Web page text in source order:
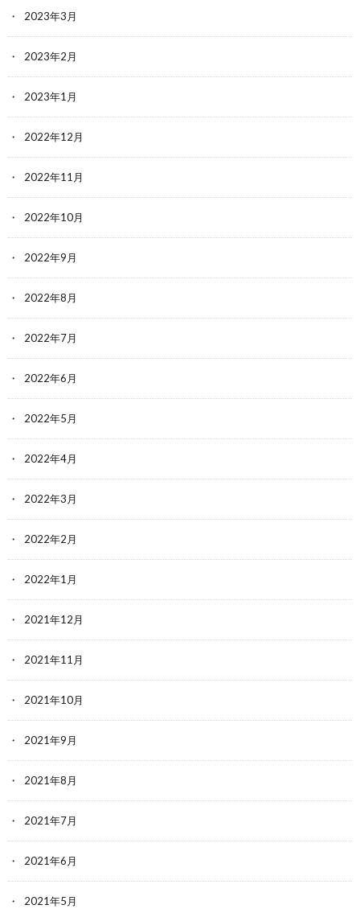
2023年3月
2023年2月
2023年1月
2022年12月
2022年11月
2022年10月
2022年9月
2022年8月
2022年7月
2022年6月
2022年5月
2022年4月
2022年3月
2022年2月
2022年1月
2021年12月
2021年11月
2021年10月
2021年9月
2021年8月
2021年7月
2021年6月
2021年5月